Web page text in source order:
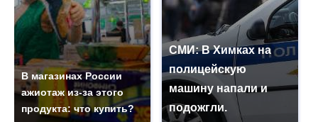
В магазинах России
ажиотаж из-за этого
продукта: что купить?
СМИ: В Химках на
полицейскую
машину напали и
подожгли.